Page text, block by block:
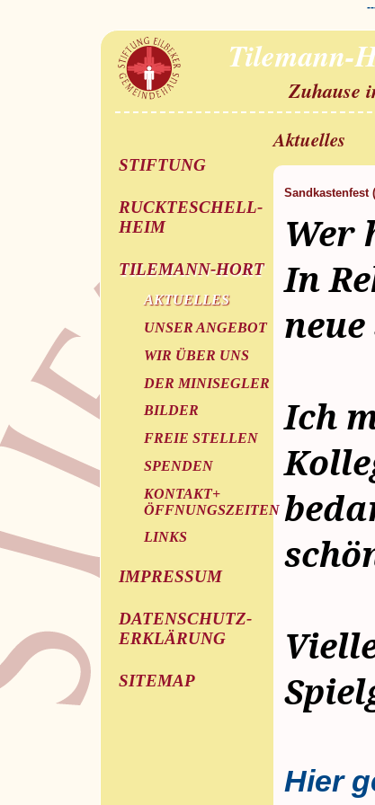
Tilemann-
Zuhause
STIFTUNG
RUCKTESCHELL-
HEIM
TILEMANN-HORT
AKTUELLES
UNSER ANGEBOT
WIR ÜBER UNS
DER MINISEGLER
BILDER
FREIE STELLEN
SPENDEN
KONTAKT+
ÖFFNUNGSZEITEN
LINKS
IMPRESSUM
DATENSCHUTZ-
ERKLÄRUNG
SITEMAP
Aktuelles
Sandkastenfest
Wer
In
Ich
Hier